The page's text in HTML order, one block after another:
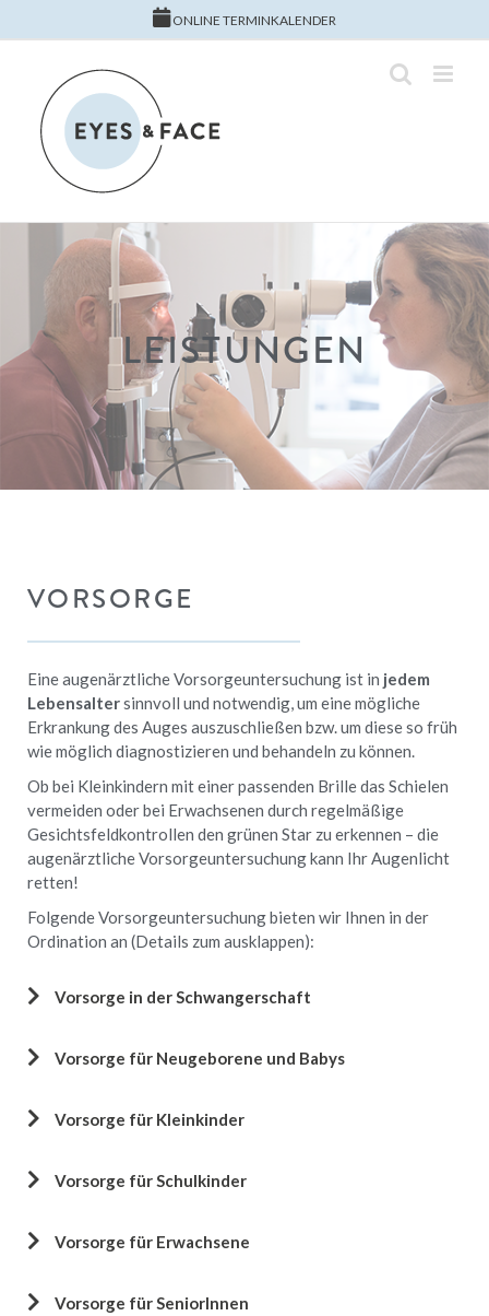
ONLINE TERMINKALENDER
LEISTUNGEN
VORSORGE
Eine augenärztliche Vorsorgeuntersuchung ist in jedem
Lebensaltersinnvoll und notwendig, um eine mögliche
Erkrankung des Auges auszuschließen bzw. um diese so früh
wie möglich diagnostizieren und behandeln zu können.
Ob bei Kleinkindern mit einer passenden Brille das Schielen
vermeiden oder bei Erwachsenen durch regelmäßige
Gesichtsfeldkontrollen den grünen Star zu erkennen – die
augenärztliche Vorsorgeuntersuchung kann Ihr Augenlicht
retten!
Folgende Vorsorgeuntersuchung bieten wir Ihnen in der
Ordination an (Details zum ausklappen):
Vorsorge in der Schwangerschaft
Vorsorge für Neugeborene und Babys
Vorsorge für Kleinkinder
Vorsorge für Schulkinder
Vorsorge für Erwachsene
Vorsorge für SeniorInnen